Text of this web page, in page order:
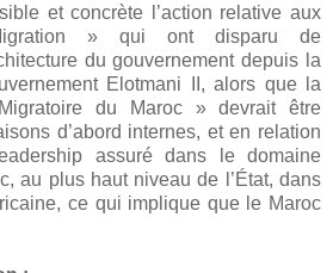
et concrète l’action relative aux
» qui ont disparu de
du gouvernement depuis la
Elotmani II, alors que la
du Maroc » devrait être
d’abord internes, et en relation
assuré dans le domaine
au plus haut niveau de l’État, dans
ce qui implique que le Maroc